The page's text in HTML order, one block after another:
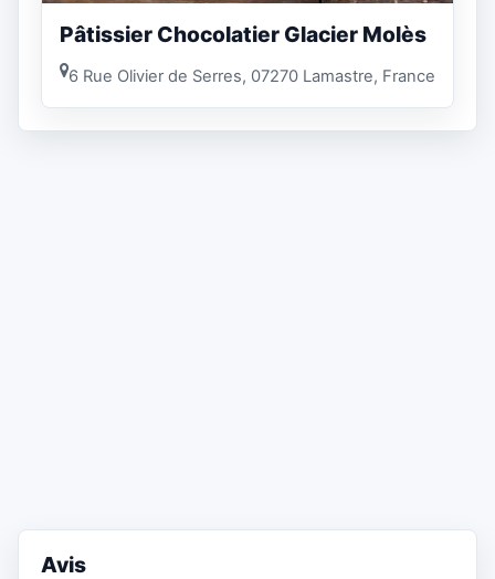
Pâtissier Chocolatier Glacier Molès
6 Rue Olivier de Serres, 07270 Lamastre, France
Avis